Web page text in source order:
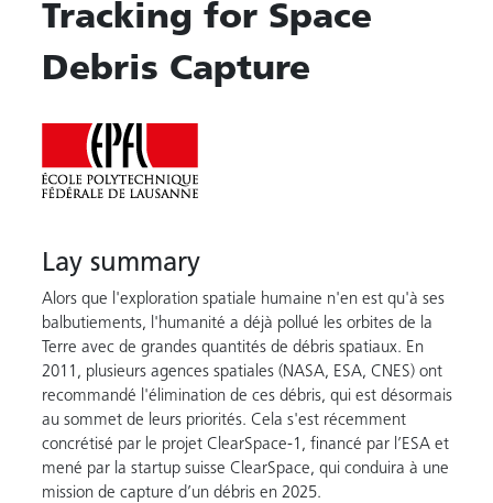
Tracking for Space
Debris Capture
Lay summary
Alors que l'exploration spatiale humaine n'en est qu'à ses
balbutiements, l'humanité a déjà pollué les orbites de la
Terre avec de grandes quantités de débris spatiaux. En
2011, plusieurs agences spatiales (NASA, ESA, CNES) ont
recommandé l'élimination de ces débris, qui est désormais
au sommet de leurs priorités. Cela s'est récemment
concrétisé par le projet ClearSpace-1, financé par l’ESA et
mené par la startup suisse ClearSpace, qui conduira à une
mission de capture d’un débris en 2025.